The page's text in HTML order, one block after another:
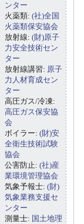
ンター
火薬類: (社)全国
火薬類保安協会
放射線: (財)原子
力安全技術セン
ター
放射線講習: 原子
力人材育成セン
ター
高圧ガス/冷凍:
高圧ガス保安協
会
ボイラー: (財)安
全衛生技術試験
協会
公害防止: (社)産
業環境管理協会
気象予報士: (財)
気象業務支援セ
ンター
測量士: 国土地理